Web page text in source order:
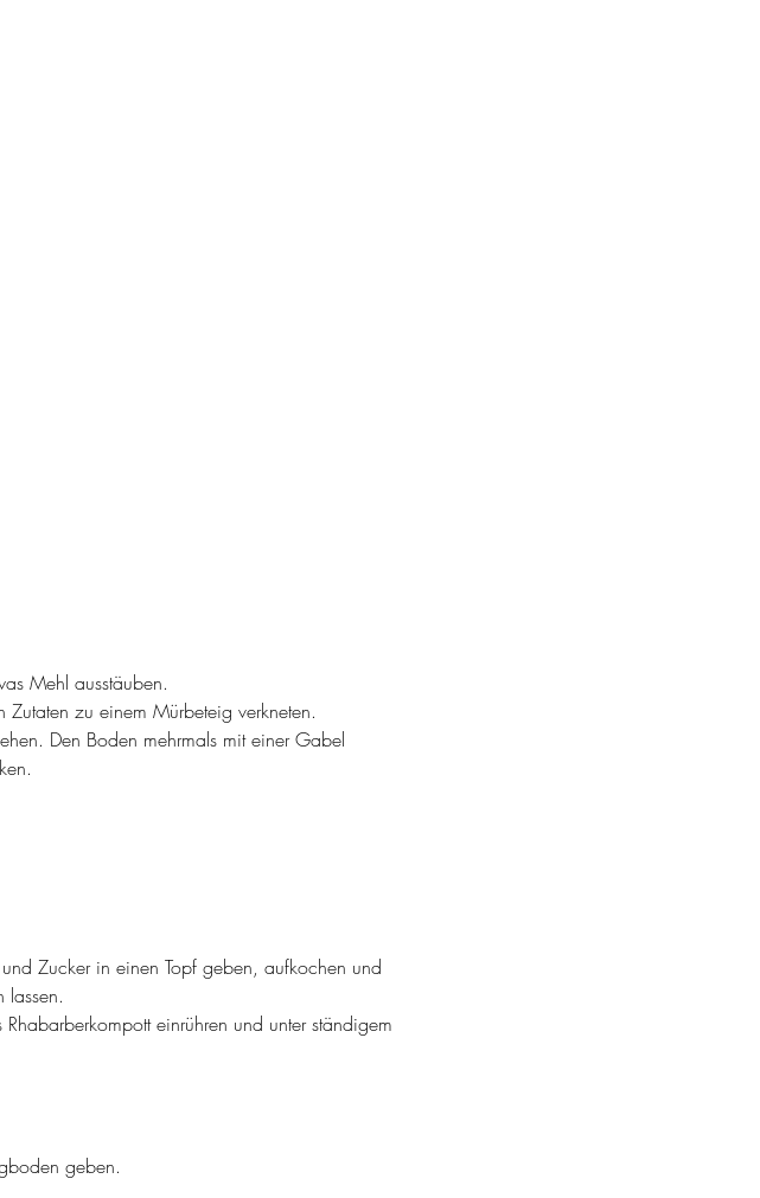
Mehl ausstäuben.
Zutaten zu einem Mürbeteig verkneten.
Den Boden mehrmals mit einer Gabel
Zucker in einen Topf geben, aufkochen und
einrühren und unter ständigem
geben.